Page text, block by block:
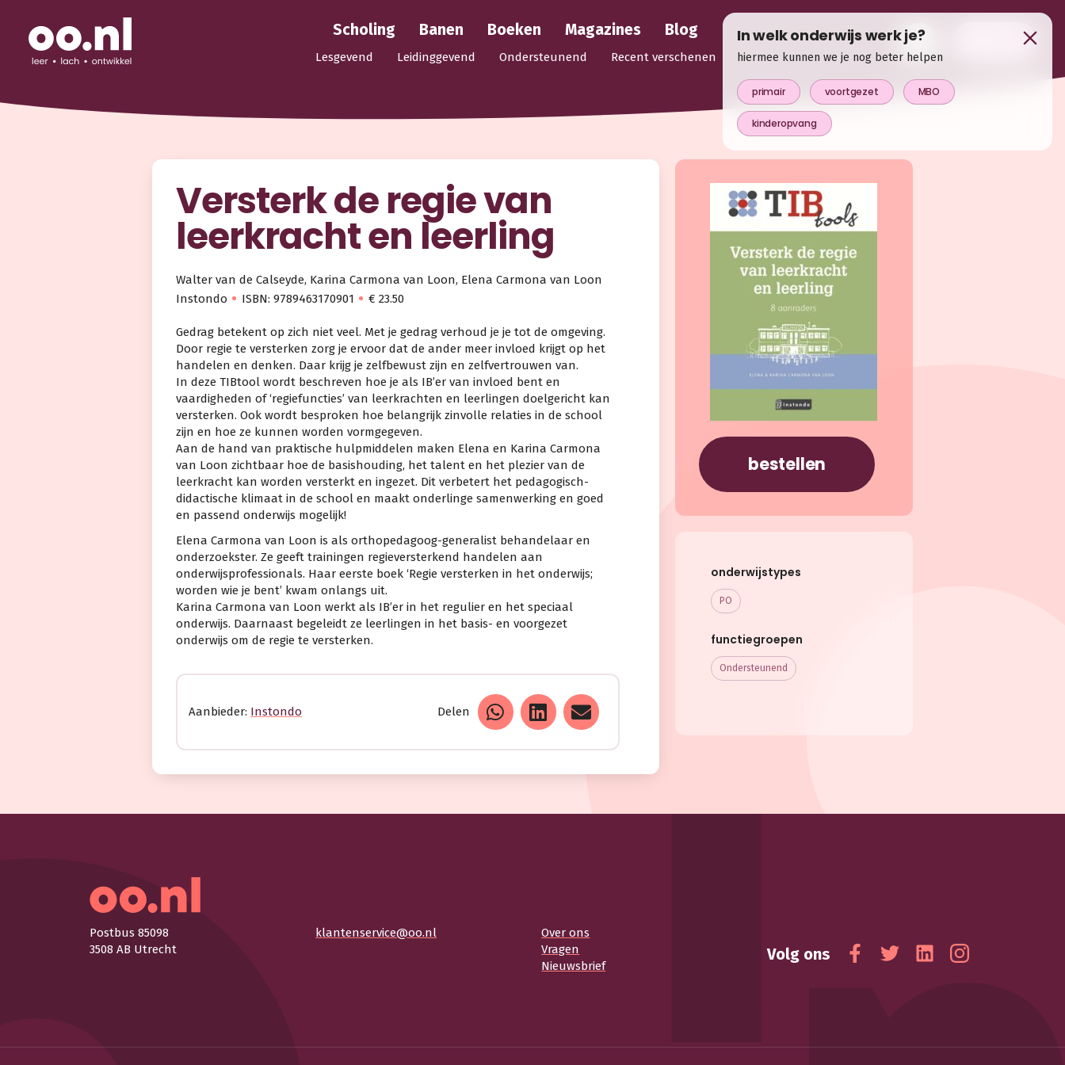
Scholing Banen Boeken Magazines Blog
Lesgevend Leidinggevend Ondersteunend Recent verschenen
Versterk de regie van
leerkracht en leerling
Walter van de Calseyde, Karina Carmona van Loon, Elena Carmona van Loon
Instondo
ISBN: 9789463170901 € 23.50
Gedrag betekent op zich niet veel. Met je gedrag verhoud je je tot de omgeving.
Door regie te versterken zorg je ervoor dat de ander meer invloed krijgt op het
handelen en denken. Daar krijg je zelfbewust zijn en zelfvertrouwen van.
In deze TIBtool wordt beschreven hoe je als IB’er van invloed bent en
vaardigheden of ‘regiefuncties’ van leerkrachten en leerlingen doelgericht kan
versterken. Ook wordt besproken hoe belangrijk zinvolle relaties in de school
zijn en hoe ze kunnen worden vormgegeven.
Aan de hand van praktische hulpmiddelen maken Elena en Karina Carmona
van Loon zichtbaar hoe de basishouding, het talent en het plezier van de
leerkracht kan worden versterkt en ingezet. Dit verbetert het pedagogisch-
didactische klimaat in de school en maakt onderlinge samenwerking en goed
en passend onderwijs mogelijk!
Elena Carmona van Loon is als orthopedagoog-generalist behandelaar en
onderzoekster. Ze geeft trainingen regieversterkend handelen aan
onderwijsprofessionals. Haar eerste boek ‘Regie versterken in het onderwijs;
worden wie je bent’ kwam onlangs uit.
Karina Carmona van Loon werkt als IB’er in het regulier en het speciaal
onderwijs. Daarnaast begeleidt ze leerlingen in het basis- en voorgezet
onderwijs om de regie te versterken.
Aanbieder: Instondo Delen
bestellen
onderwijstypes
PO
functiegroepen
Ondersteunend
Postbus 85098
3508 AB Utrecht
klantenservice@oo.nl
Over ons
Vragen
Nieuwsbrief
Volg ons
Facebook
TwitterLinkedinInstagram
In welk onderwijs werk je?
hiermee kunnen we je nog beter helpen
primair voortgezet MBO
kinderopvang